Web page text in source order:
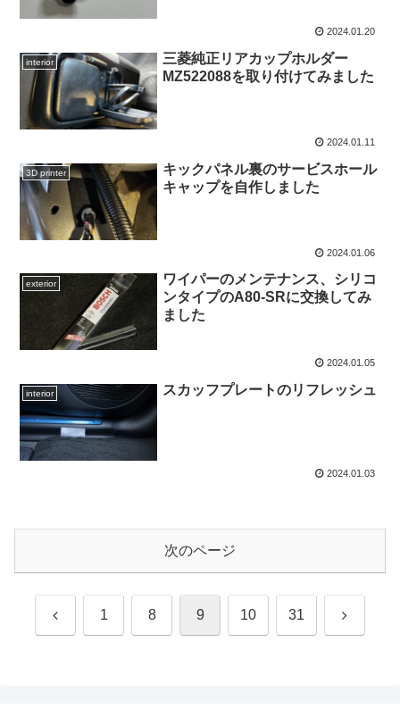
2024.01.20
interior
三菱純正リアカップホルダー
MZ522088を取り付けてみました
2024.01.11
3D printer
キックパネル裏のサービスホール
キャップを自作しました
2024.01.06
exterior
ワイパーのメンテナンス、シリコ
ンタイプのA80-SRに交換してみ
ました
2024.01.05
interior スカッフプレートのリフレッシュ
2024.01.03
次のページ
前 1 8 9 10 31 次